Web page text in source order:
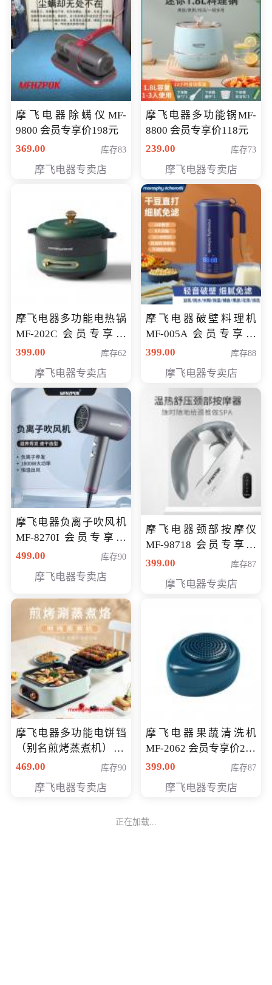
摩飞电器除螨仪MF-
9800 会员专享价198元
369.00
库存83
摩飞电器专卖店
摩飞电器多功能锅MF-
8800 会员专享价118元
239.00
库存73
摩飞电器专卖店
摩飞电器多功能电热锅
MF-202C 会员专享价
269元
399.00 库存62
摩飞电器专卖店
摩飞电器破壁料理机
MF-005A 会员专享价
198元
399.00 库存88
摩飞电器专卖店
摩飞电器负离子吹风机
MF-8270I 会员专享价
369元
499.00 库存90
摩飞电器专卖店
摩飞电器颈部按摩仪
MF-98718 会员专享价
299元
399.00 库存87
摩飞电器专卖店
摩飞电器多功能电饼铛
（别名煎烤蒸煮机） 型
号MF-8888B 会员专享
469.00 库存90
摩飞电器专卖店
摩飞电器果蔬清洗机
MF-2062 会员专享价268
元
399.00 库存87
摩飞电器专卖店
正在加载...